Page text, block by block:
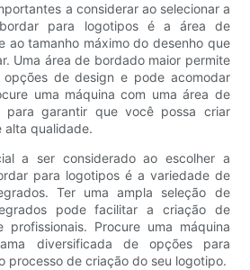
a considerar ao selecionar a
para logotipos é a área de
ao tamanho máximo do desenho que
Uma área de bordado maior permite
opções de design e pode acomodar
uma máquina com uma área de
para garantir que você possa criar
alta qualidade.
a ser considerado ao escolher a
para logotipos é a variedade de
Ter uma ampla seleção de
pode facilitar a criação de
profissionais. Procure uma máquina
diversificada de opções para
processo de criação do seu logotipo.